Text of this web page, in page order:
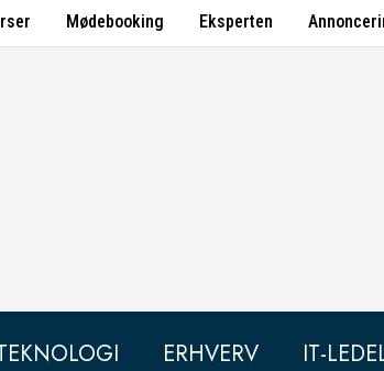
Mødebooking Eksperten
ERHVERV IT-